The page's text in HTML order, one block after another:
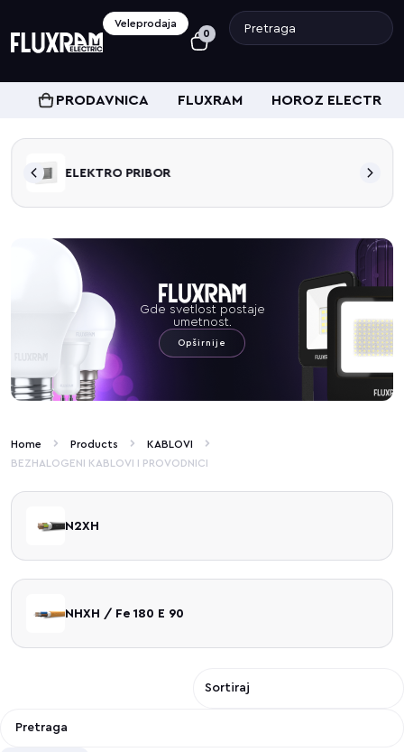
Veleprodaja
0
PRODAVNICA FLUXRAM HOROZ ELECTRIC
ELEKTRO PRIBOR
Gde svetlost postaje
umetnost.
Opširnije
Home Products
KABLOVI
BEZHALOGENI KABLOVI I PROVODNICI
N2XH
NHXH / Fe 180 E 90